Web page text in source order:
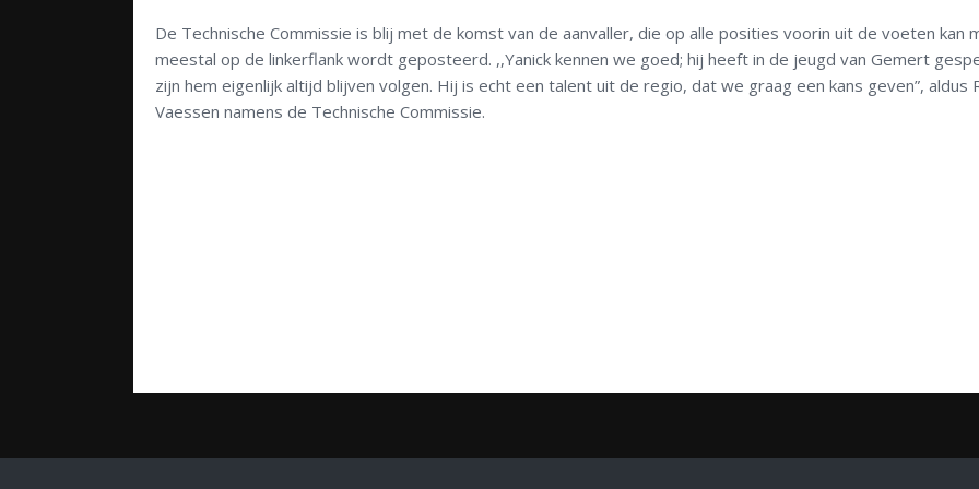
De Technische Commissie is blij met de komst van de aanvaller, die op alle posities voorin uit de voeten kan
meestal op de linkerflank wordt geposteerd. ,,Yanick kennen we goed; hij heeft in de jeugd van Gemert
zijn hem eigenlijk altijd blijven volgen. Hij is echt een talent uit de regio, dat we graag een kans geven”, aldus
Vaessen namens de Technische Commissie.